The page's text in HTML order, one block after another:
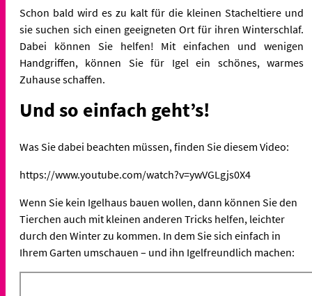
Schon bald wird es zu kalt für die kleinen Stacheltiere und
sie suchen sich einen geeigneten Ort für ihren Winterschlaf.
Dabei können Sie helfen! Mit einfachen und wenigen
Handgriffen, können Sie für Igel ein schönes, warmes
Zuhause schaffen.
Und so einfach geht’s!
Was Sie dabei beachten müssen, finden Sie diesem Video:
https://www.youtube.com/watch?v=ywVGLgjs0X4
Wenn Sie kein Igelhaus bauen wollen, dann können Sie den
Tierchen auch mit kleinen anderen Tricks helfen, leichter
durch den Winter zu kommen. In dem Sie sich einfach in
Ihrem Garten umschauen – und ihn Igelfreundlich machen: